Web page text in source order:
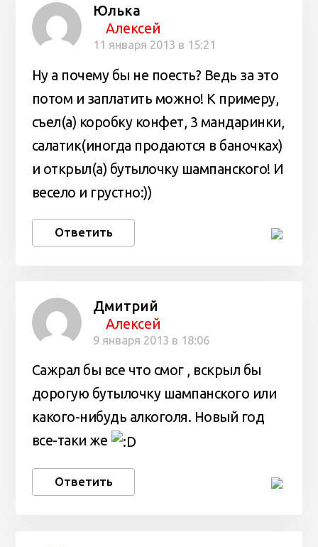
Юлька
Алексей
11 января 2013 в 15:21
Ну а почему бы не поесть? Ведь за это
потом и заплатить можно! К примеру,
съел(а) коробку конфет, 3 мандаринки,
салатик(иногда продаются в баночках)
и открыл(а) бутылочку шампанского! И
весело и грустно:))
Ответить
Дмитрий
Алексей
9 января 2013 в 18:06
Cажрал бы все что смог , вскрыл бы
дорогую бутылочку шампанского или
какого-нибудь алкоголя. Новый год
все-таки же
Ответить